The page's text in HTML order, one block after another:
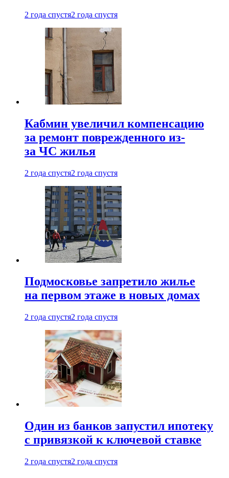
2 года спустя2 года спустя
Кабмин увеличил компенсацию
за ремонт поврежденного из-
за ЧС жилья
2 года спустя2 года спустя
Подмосковье запретило жилье
на первом этаже в новых домах
2 года спустя2 года спустя
Один из банков запустил ипотеку
с привязкой к ключевой ставке
2 года спустя2 года спустя